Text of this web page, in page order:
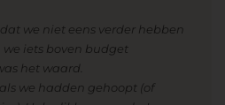
we niet eens verder hebben
we iets boven budget
het waard.
we hadden gehoopt (of